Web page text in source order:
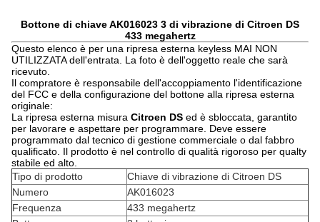
Bottone di chiave AK016023 3 di vibrazione di Citroen DS
433 megahertz
Questo elenco è per una ripresa esterna keyless MAI NON
UTILIZZATA dell'entrata. La foto è dell'oggetto reale che sarà
ricevuto.
Il compratore è responsabile dell'accoppiamento l'identificazione
del FCC e della configurazione del bottone alla ripresa esterna
originale:
La ripresa esterna misura Citroen DS ed è sbloccata, garantito
per lavorare e aspettare per programmare. Deve essere
programmato dal tecnico di gestione commerciale o dal fabbro
qualificato. Il prodotto è nel controllo di qualità rigoroso per qualty
stabile ed alto.
Tipo di prodotto
Chiave di vibrazione di Citroen DS
Numero
AK016023
Frequenza
433 megahertz